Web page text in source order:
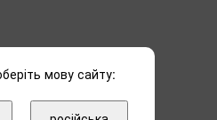
мову сайту: